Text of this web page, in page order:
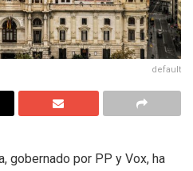
default
gobernado por PP y Vox, ha